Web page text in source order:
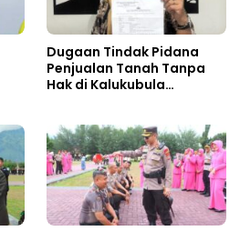
Dugaan Tindak Pidana
Penjualan Tanah Tanpa
Hak di Kalukubula